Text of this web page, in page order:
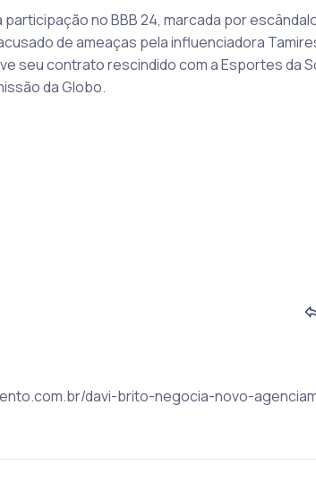
no BBB 24, marcada por
de ameaças pela influenciadora
seu contrato rescindido com a Esportes da
da Globo.
davi-brito-negocia-novo-